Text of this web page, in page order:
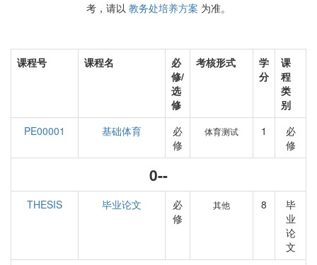
考，请以 教务处培养方案 为准。
课程号 课程名
必
修/
选
修
考核形式
学
分
课
程
类
别
PE00001
基础体育
必
修
体育测试 1
必
修
0--
THESIS 毕业论文
必
修
其他 8
毕
业
论
文